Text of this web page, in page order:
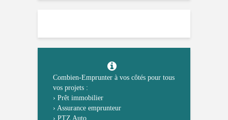
Combien-Emprunter à vos côtés pour tous
vos projets :
› Prêt immobilier
› Assurance emprunteur
› PTZ Auto